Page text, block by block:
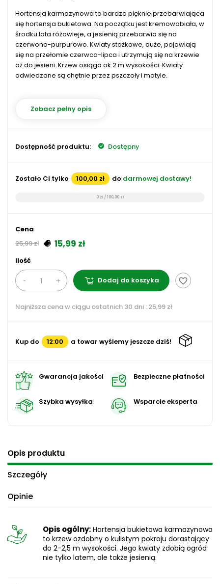
Hortensja karmazynowa to bardzo pięknie przebarwiająca
się hortensja bukietowa. Na początku jest kremowobiała, w
środku lata różowieje, a jesienią przebarwia się na
czerwono-purpurowo. Kwiaty stożkowe, duże, pojawiają
się na przełomie czerwca-lipca i utrzymują się na krzewie
aż do jesieni. Krzew osiąga ok.2 m wysokości. Kwiaty
odwiedzane są chętnie przez pszczoły i motyle.
Zobacz pełny opis
Dostępność produktu: Dostępny
Zostało Ci tylko 100,00 zł do darmowej dostawy!
0 zł / 100,00 zł
Cena
25,99 zł
15,99 zł
Ilość
Dodaj do koszyka favorite_border
Najniższa cena w ciągu ostatnich 30 dni : 25,99 zł
Kup do 12:00 a towar wyślemy jeszcze dziś!
Gwarancja jakości Bezpieczne płatności
Szybka wysyłka Wsparcie eksperta
Opis produktu
Szczegóły
Opinie
Opis ogólny: Hortensja bukietowa karmazynowa
to krzew ozdobny o kulistym pokroju dorastający
do 2-2,5 m wysokości. Jego kwiaty zdobią ogród
nie tylko latem, ale także jesienią.